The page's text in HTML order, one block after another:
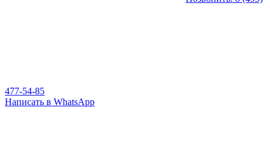
477-54-85
Написать в WhatsApp